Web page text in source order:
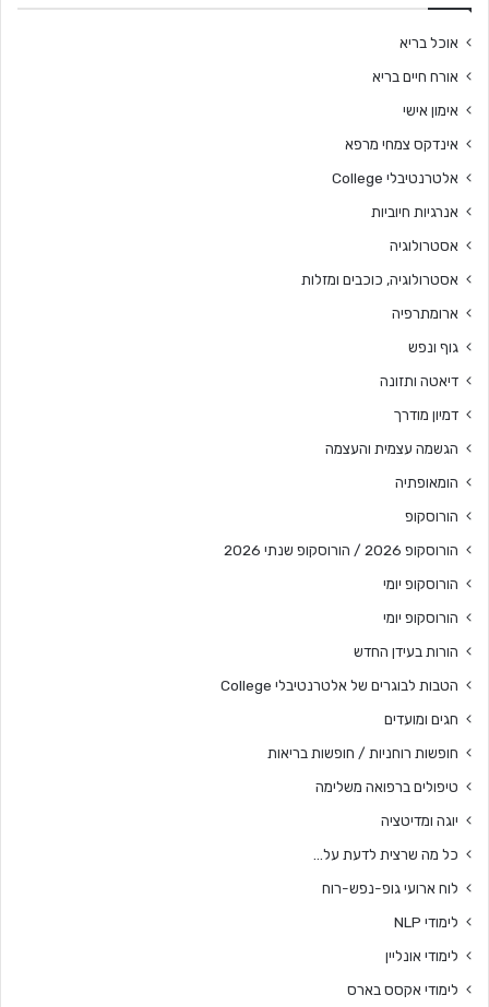
אוכל בריא
אורח חיים בריא
אימון אישי
אינדקס צמחי מרפא
אלטרנטיבלי College
אנרגיות חיוביות
אסטרולוגיה
אסטרולוגיה, כוכבים ומזלות
ארומתרפיה
גוף ונפש
דיאטה ותזונה
דמיון מודרך
הגשמה עצמית והעצמה
הומאופתיה
הורוסקופ
הורוסקופ 2026 / הורוסקופ שנתי 2026
הורוסקופ יומי
הורוסקופ יומי
הורות בעידן החדש
הטבות לבוגרים של אלטרנטיבלי College
חגים ומועדים
חופשות רוחניות / חופשות בריאות
טיפולים ברפואה משלימה
יוגה ומדיטציה
כל מה שרצית לדעת על…
לוח ארועי גופ-נפש-רוח
לימודי NLP
לימודי אונליין
לימודי אקסס בארס